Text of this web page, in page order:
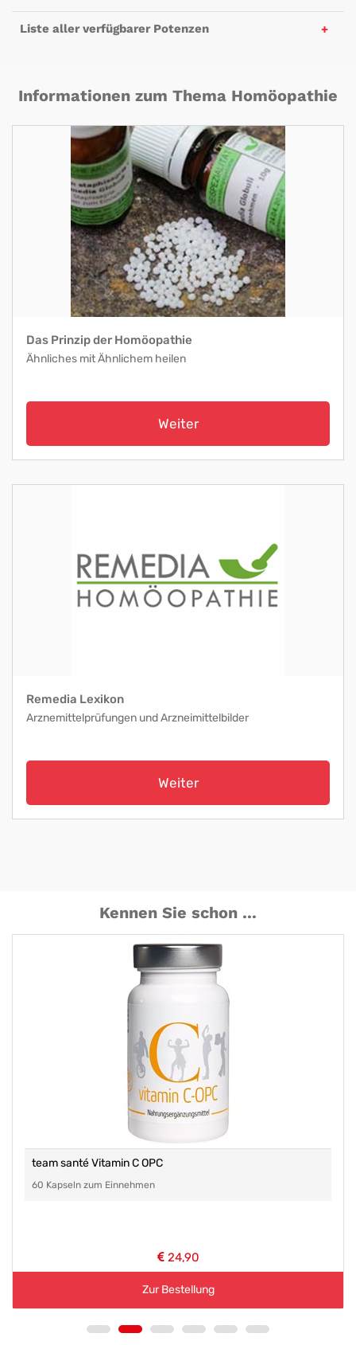
Liste aller verfügbarer Potenzen
Informationen zum Thema Homöopathie
Das Prinzip der Homöopathie
Ähnliches mit Ähnlichem heilen
Weiter
Remedia Lexikon
Arznemittelprüfungen und Arzneimittelbilder
Weiter
Kennen Sie schon ...
team santé Vitamin C OPC
60 Kapseln zum Einnehmen
24,90
Zur Bestellung